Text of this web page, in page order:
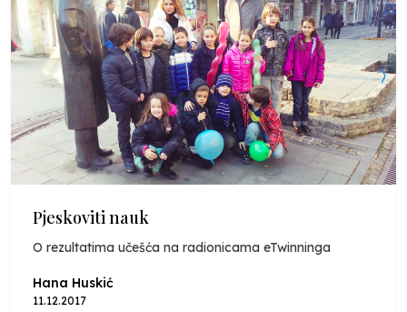
Pjeskoviti nauk
O rezultatima učešća na radionicama eTwinninga
Hana Huskić
11.12.2017